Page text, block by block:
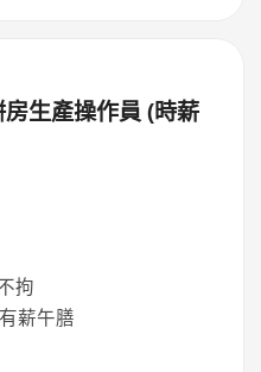
生產操作員 (時薪
拘
薪午膳